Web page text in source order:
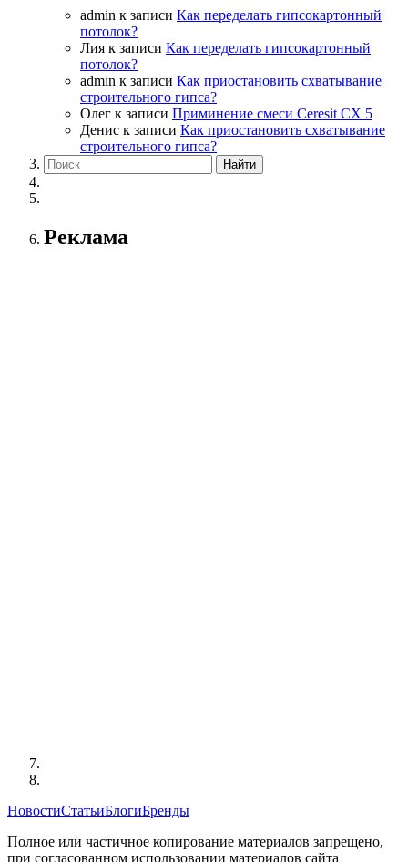
admin к записи Как переделать гипсокартонный
потолок?
Лия к записи Как переделать гипсокартонный
потолок?
admin к записи Как приостановить схватывание
строительного гипса?
Олег к записи Приминение смеси Ceresit СХ 5
Денис к записи Как приостановить схватывание
строительного гипса?
Реклама
НовостиСтатьиБлогиБренды
Полное или частичное копирование материалов запрещено,
при согласованном использовании материалов сайта